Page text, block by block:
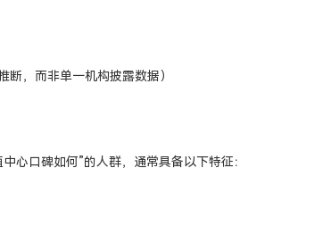
，而非单一机构披露数据）
心口碑如何”的人群，通常具备以下特征：